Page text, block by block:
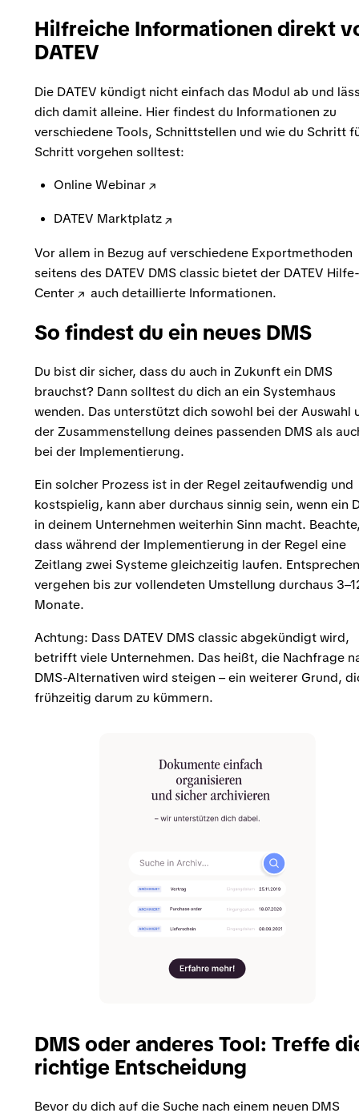
Hilfreiche Informationen direkt
DATEV
Die DATEV kündigt nicht einfach das Modul ab und
dich damit alleine. Hier findest du Informationen zu
verschiedene Tools, Schnittstellen und wie du Schritt
Schritt vorgehen solltest:
Online Webinar
DATEV Marktplatz
Vor allem in Bezug auf verschiedene Exportmethoden
seitens des DATEV DMS classic bietet der DATEV Hilfe-
Center
auch detaillierte Informationen.
So findest du ein neues DMS
Du bist dir sicher, dass du auch in Zukunft ein DMS
brauchst? Dann solltest du dich an ein Systemhaus
wenden. Das unterstützt dich sowohl bei der Auswahl
der Zusammenstellung deines passenden DMS als
bei der Implementierung.
Ein solcher Prozess ist in der Regel zeitaufwendig und
kostspielig, kann aber durchaus sinnig sein, wenn ein
in deinem Unternehmen weiterhin Sinn macht.
dass während der Implementierung in der Regel eine
Zeitlang zwei Systeme gleichzeitig laufen.
vergehen bis zur vollendeten Umstellung durchaus
Monate.
Achtung: Dass DATEV DMS classic abgekündigt wird,
betrifft viele Unternehmen. Das heißt, die Nachfrage
DMS-Alternativen wird steigen – ein weiterer Grund,
frühzeitig darum zu kümmern.
DMS oder anderes Tool: Treffe
richtige Entscheidung
Bevor du dich auf die Suche nach einem neuen DMS